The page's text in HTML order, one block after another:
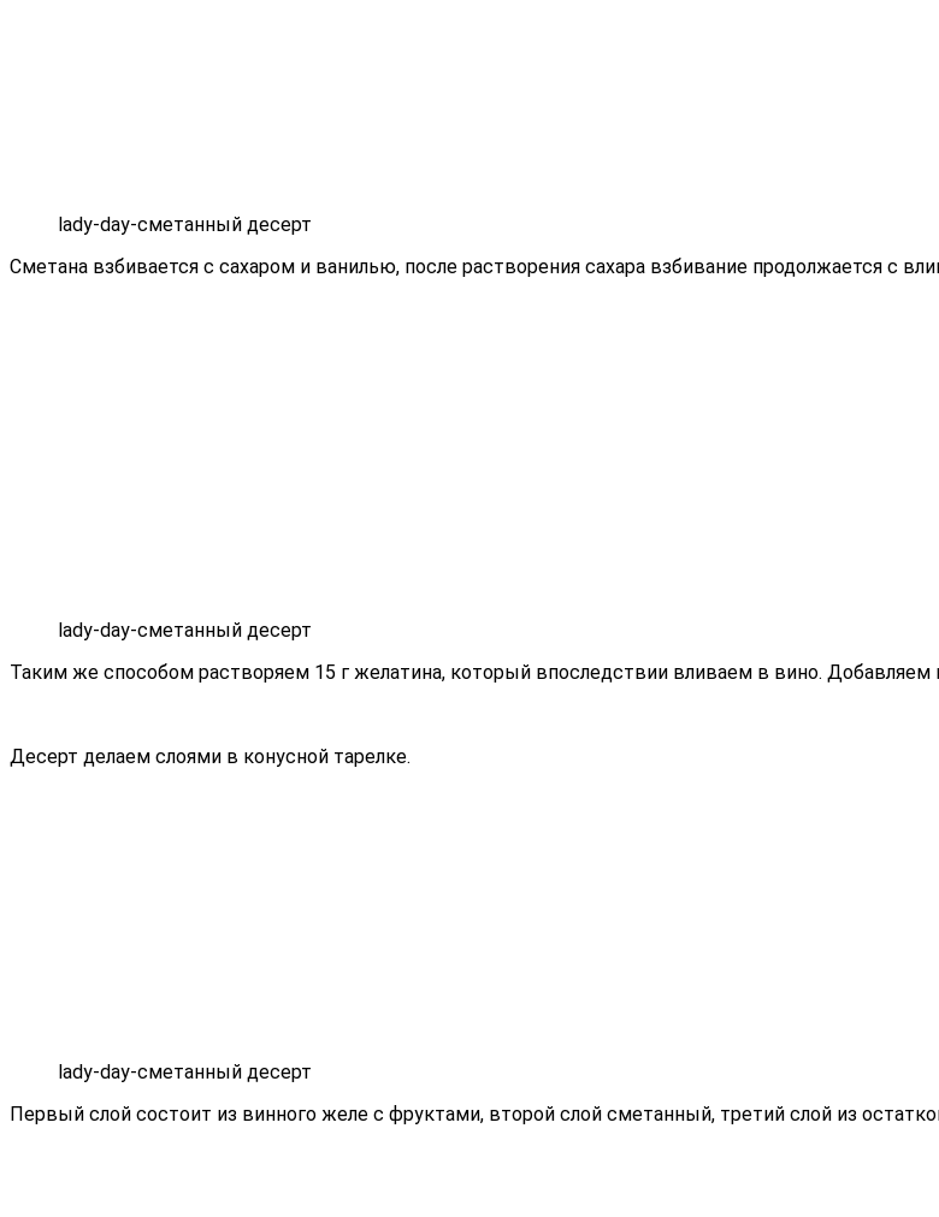
lady-day-сметанный десерт
Сметана взбивается с сахаром и ванилью, после растворения сахара взбивание продолжается с
lady-day-сметанный десерт
Таким же способом растворяем 15 г желатина, который впоследствии вливаем в вино.
Десерт делаем слоями в конусной тарелке.
lady-day-сметанный десерт
Первый слой состоит из винного желе с фруктами, второй слой сметанный, третий слой из